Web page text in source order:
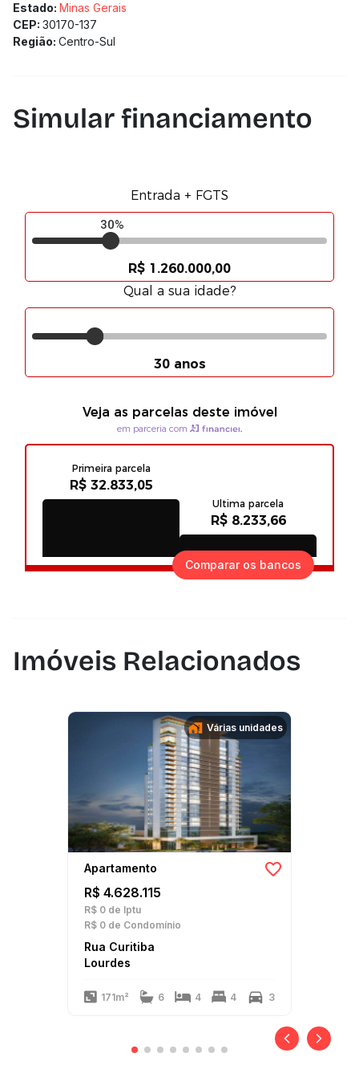
Estado: Minas Gerais
CEP: 30170-137
Região: Centro-Sul
Simular financiamento
Comparar os bancos
Imóveis Relacionados
Várias unidades
Apartamento
R$ 4.628.115
R$ 0 de Iptu
R$ 0 de Condomínio
Rua Curitiba
Lourdes
171m² 6 4 4 3